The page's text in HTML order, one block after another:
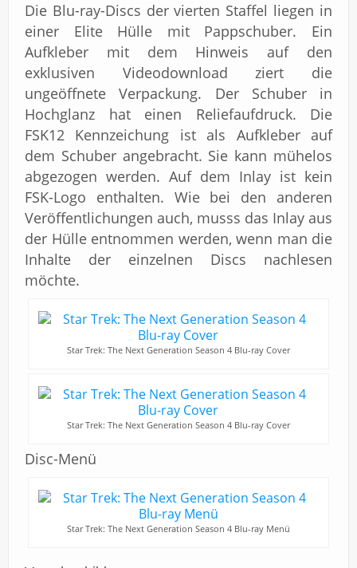
Die Blu-ray-Discs der vierten Staffel liegen in
einer Elite Hülle mit Pappschuber. Ein
Aufkleber mit dem Hinweis auf den
exklusiven Videodownload ziert die
ungeöffnete Verpackung. Der Schuber in
Hochglanz hat einen Reliefaufdruck. Die
FSK12 Kennzeichung ist als Aufkleber auf
dem Schuber angebracht. Sie kann mühelos
abgezogen werden. Auf dem Inlay ist kein
FSK-Logo enthalten. Wie bei den anderen
Veröffentlichungen auch, musss das Inlay aus
der Hülle entnommen werden, wenn man die
Inhalte der einzelnen Discs nachlesen
möchte.
Star Trek: The Next Generation Season 4 Blu-ray Cover
Star Trek: The Next Generation Season 4 Blu-ray Cover
Disc-Menü
Star Trek: The Next Generation Season 4 Blu-ray Menü